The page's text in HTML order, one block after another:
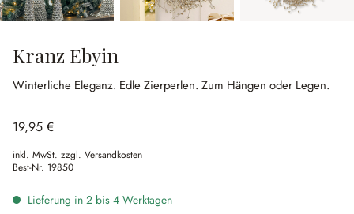
Kranz Ebyin
Winterliche Eleganz. Edle Zierperlen. Zum Hängen oder Legen.
19,95 €
inkl. MwSt. zzgl. Versandkosten
Best-Nr. 19850
Lieferung in 2 bis 4 Werktagen